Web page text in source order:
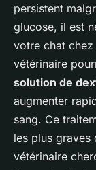
persistent
glucose, il est
votre chat
vétérinaire
solution de
augmenter
sang. Ce
les plus graves
vétérinaire